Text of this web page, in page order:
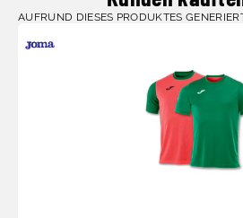
AUFRUND DIESES PRODUKTES